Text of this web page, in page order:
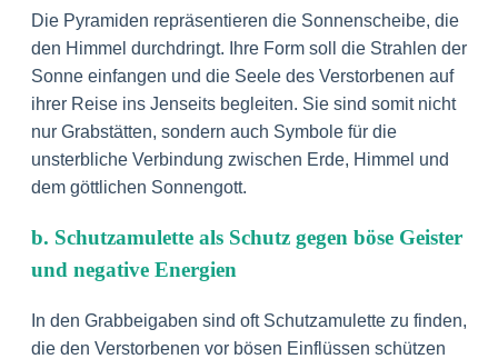
Die Pyramiden repräsentieren die Sonnenscheibe, die
den Himmel durchdringt. Ihre Form soll die Strahlen der
Sonne einfangen und die Seele des Verstorbenen auf
ihrer Reise ins Jenseits begleiten. Sie sind somit nicht
nur Grabstätten, sondern auch Symbole für die
unsterbliche Verbindung zwischen Erde, Himmel und
dem göttlichen Sonnengott.
b. Schutzamulette als Schutz gegen böse Geister
und negative Energien
In den Grabbeigaben sind oft Schutzamulette zu finden,
die den Verstorbenen vor bösen Einflüssen schützen